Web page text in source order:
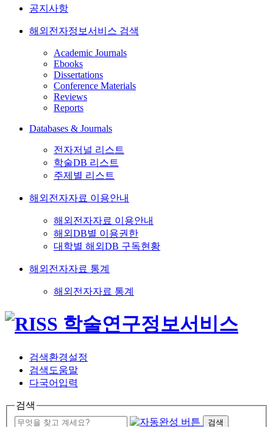
공지사항
해외전자정보서비스 검색
Academic Journals
Ebooks
Dissertations
Conference Materials
Reviews
Reports
Databases & Journals
전자저널 리스트
학술DB 리스트
주제별 리스트
해외전자자료 이용안내
해외전자자료 이용안내
해외DB별 이용권한
대학별 해외DB 구독현황
해외전자자료 통계
해외전자자료 통계
검색환경설정
검색도움말
다국어입력
검색
검색